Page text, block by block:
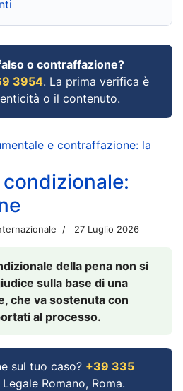
o contraffazione?
3954. La prima verifica è
o il contenuto.
e contraffazione: la
27 Luglio 2026
della pena non si
sulla base di una
che va sostenuta con
al processo.
sul tuo caso? +39 335
Romano, Roma.